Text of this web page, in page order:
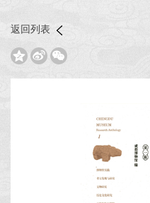
返回列表
  